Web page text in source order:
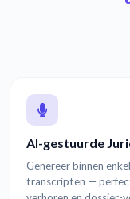
AI-gestuurde
Genereer binnen
transcripten —